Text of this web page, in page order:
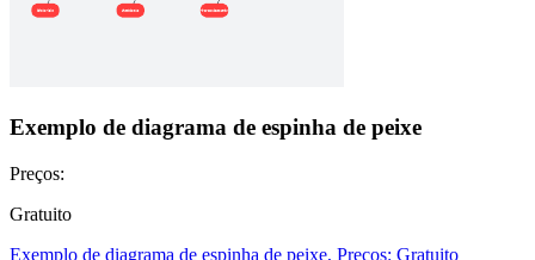
Exemplo de diagrama de espinha de peixe
Preços:
Gratuito
Exemplo de diagrama de espinha de peixe, Preços: Gratuito